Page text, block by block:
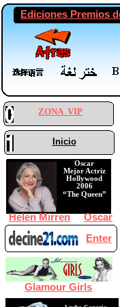
Inicio
ZONA VIP
Oscar
Mejor Actriz
Hollywood
2006
“The Queen”
Helen Mirren Oscar
Glamour Girls
Enter
Ediciones Premios